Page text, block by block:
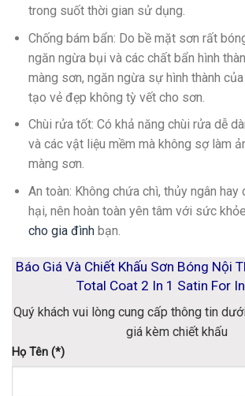
trong suốt thời gian sử dụng.
Chống bám bẩn: Do bề mặt sơn rất
ngăn ngừa bụi và các chất bẩn hình
màng sơn, ngăn ngừa sự hình thành
tạo vẻ đẹp không tỳ vết cho sơn.
Chùi rửa tốt: Có khả năng chùi rửa dễ
và các vật liệu mềm mà không sợ làm
màng sơn.
An toàn: Không chứa chì, thủy ngân
hại, nên hoàn toàn yên tâm với sức
cho gia đìnhbạn.
Báo Giá Và Chiết Khấu Sơn Bóng Nội
Total Coat 2 In 1 Satin For
Quý khách vui lòng cung cấp thông tin
giá kèm chiết khấu
Họ Tên (*)